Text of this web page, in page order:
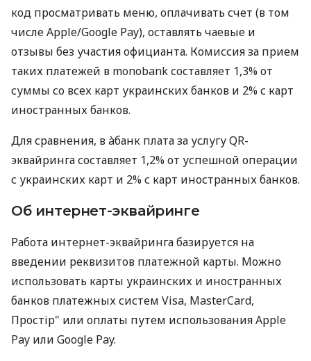
код просматривать меню, оплачивать счет (в том
числе Apple/Google Pay), оставлять чаевые и
отзывы без участия официанта. Комиссия за прием
таких платежей в monobank составляет 1,3% от
суммы со всех карт украинских банков и 2% с карт
иностранных банков.
Для сравнения, в àбанк плата за услугу QR-
эквайринга составляет 1,2% от успешной операции
с украинских карт и 2% с карт иностранных банков.
Об интернет-эквайринге
Работа интернет-эквайринга базируется на
введении реквизитов платежной карты. Можно
использовать карты украинских и иностранных
банков платежных систем Visa, MasterCard,
Простір" или оплаты путем использования Apple
Pay или Google Pay.